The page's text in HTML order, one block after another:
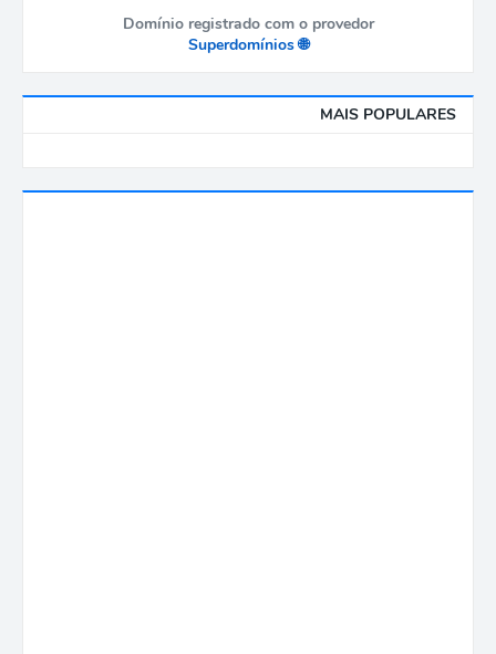
Domínio registrado com o provedor
🌐 Superdomínios
MAIS POPULARES